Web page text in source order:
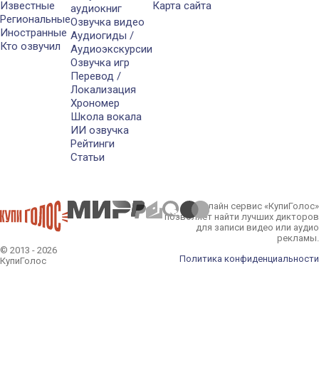
Известные
Региональные
Иностранные
Кто озвучил
аудиокниг
Озвучка видео
Аудиогиды /
Аудиоэкскурсии
Озвучка игр
Перевод /
Локализация
Хрономер
Школа вокала
ИИ озвучка
Рейтинги
Статьи
Карта сайта
© 2013 - 2026
КупиГолос
Онлайн сервис «КупиГолос»
позволяет найти лучших дикторов
для записи видео или аудио
рекламы.
Политика конфиденциальности